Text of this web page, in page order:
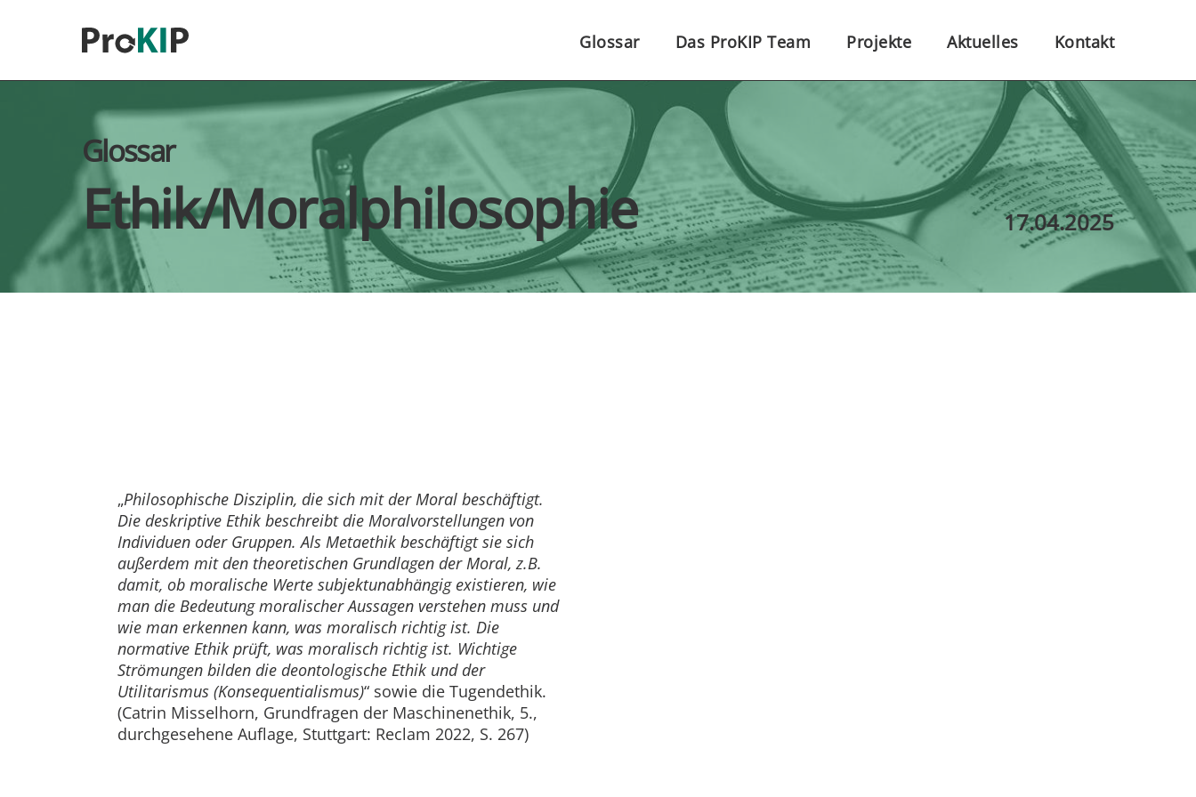
Glossar Das ProKIP Team Projekte Aktuelles Kontakt
Glossar
Ethik/Moralphilosophie 17.04.2025
„Philosophische Disziplin, die sich mit der Moral beschäftigt.
Die deskriptive Ethik beschreibt die Moralvorstellungen von
Individuen oder Gruppen. Als Metaethik beschäftigt sie sich
außerdem mit den theoretischen Grundlagen der Moral, z.B.
damit, ob moralische Werte subjektunabhängig existieren, wie
man die Bedeutung moralischer Aussagen verstehen muss und
wie man erkennen kann, was moralisch richtig ist. Die
normative Ethik prüft, was moralisch richtig ist. Wichtige
Strömungen bilden die deontologische Ethik und der
Utilitarismus (Konsequentialismus)“ sowie die Tugendethik.
(Catrin Misselhorn, Grundfragen der Maschinenethik, 5.,
durchgesehene Auflage, Stuttgart: Reclam 2022, S. 267)